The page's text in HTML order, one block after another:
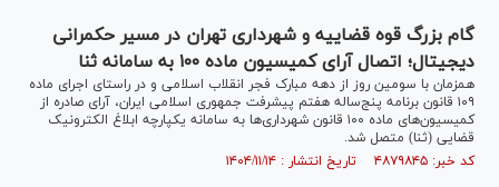
گام بزرگ قوه قضاییه و شهرداری تهران در مسیر حکمرانی
دیجیتال؛ اتصال آرای کمیسیون ماده ۱۰۰ به سامانه ثنا
همزمان با سومین روز از دهه مبارک فجر انقلاب اسلامی و در راستای اجرای ماده
۱۰۹ قانون برنامه پنج‌ساله هفتم پیشرفت جمهوری اسلامی ایران، آرای صادره از
کمیسیون‌های ماده ۱۰۰ قانون شهرداری‌ها به سامانه یکپارچه ابلاغ الکترونیک
قضایی (ثنا) متصل شد.
کد خبر: ۴۸۷۹۸۴۵ تاریخ انتشار : ۱۴۰۴/۱۱/۱۴